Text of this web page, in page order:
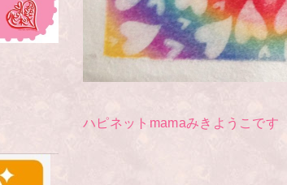
ハピネットmamaみきようこです